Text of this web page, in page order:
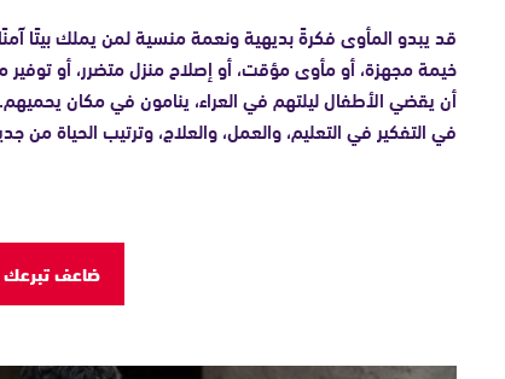
قد يبدو المأوى فكرةً بديهية ونعمة منسية لمن يملك بيتًا
خيمة مجهزة، أو مأوى مؤقت، أو إصلاح منزل متضرر، أو
أن يقضي الأطفال ليلتهم في العراء، ينامون في مكان
في التفكير في التعليم، والعمل، والعلاج، وترتيب الحياة من
ضاعف تبرعك